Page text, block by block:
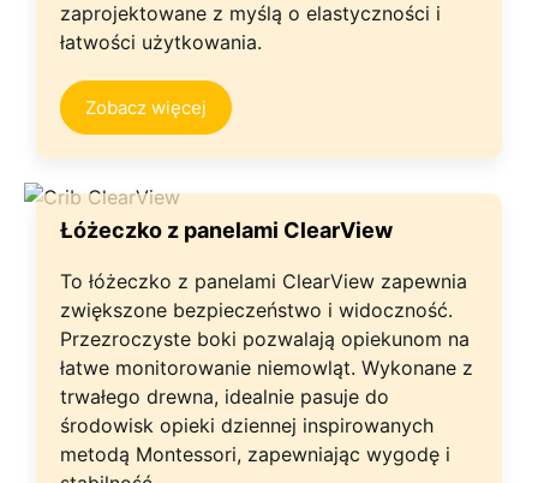
zaprojektowane z myślą o elastyczności i
łatwości użytkowania.
Zobacz więcej
Łóżeczko z panelami ClearView
To łóżeczko z panelami ClearView zapewnia
zwiększone bezpieczeństwo i widoczność.
Przezroczyste boki pozwalają opiekunom na
łatwe monitorowanie niemowląt. Wykonane z
trwałego drewna, idealnie pasuje do
środowisk opieki dziennej inspirowanych
metodą Montessori, zapewniając wygodę i